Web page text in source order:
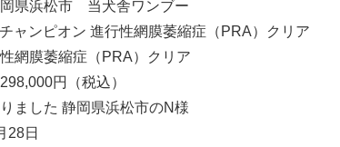
県浜松市 当犬舎ワンブー
ャンピオン 進行性網膜萎縮症（PRA）クリア
網膜萎縮症（PRA）クリア
円（税込）
ました 静岡県浜松市のN様
28日